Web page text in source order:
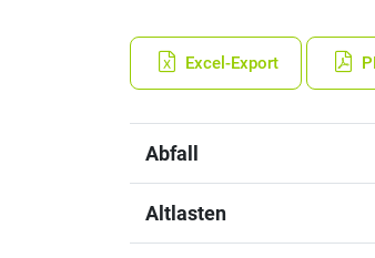
Excel-Export
Abfall
Altlasten